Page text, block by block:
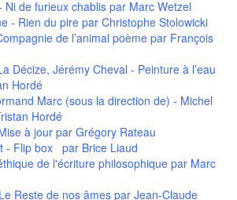
Ni de furieux chablispar Marc Wetzel
- Rien du pire par Christophe Stolowicki
de l’animal poème par François
Décize, Jérémy Cheval - Peinture à l’eau
Hordé
Marc (sous la direction de) - Michel
Hordé
à jour par Grégory Rateau
- Flip box par Brice Liaud
de l'écriture philosophique par Marc
Reste de nos âmes par Jean-Claude